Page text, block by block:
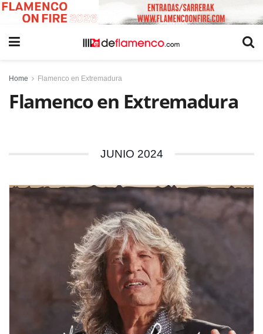
Home Flamenco en Extremadura
Flamenco en Extremadura
JUNIO 2024